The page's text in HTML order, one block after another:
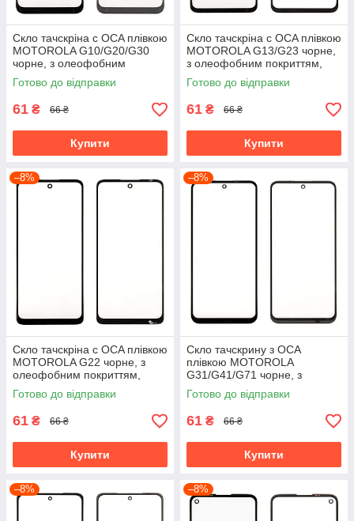
Скло тачскріна c OCA плівкою
MOTOROLA G10/G20/G30
чорне, з олеофобним
покриттям, загартоване
Готово до відправки
61 ₴ 66 ₴
Купити
Скло тачскріна c OCA плівкою
MOTOROLA G13/G23 чорне,
з олеофобним покриттям,
загартоване
Готово до відправки
61 ₴ 66 ₴
Купити
–8%
Скло тачскріна c OCA плівкою
MOTOROLA G22 чорне, з
олеофобним покриттям,
загартоване
Готово до відправки
61 ₴ 66 ₴
Купити
–8%
Скло тачскрину з OCA
плівкою MOTOROLA
G31/G41/G71 чорне, з
олеофобним покриттям,
загартоване
Готово до відправки
61 ₴ 66 ₴
Купити
–8% –8%